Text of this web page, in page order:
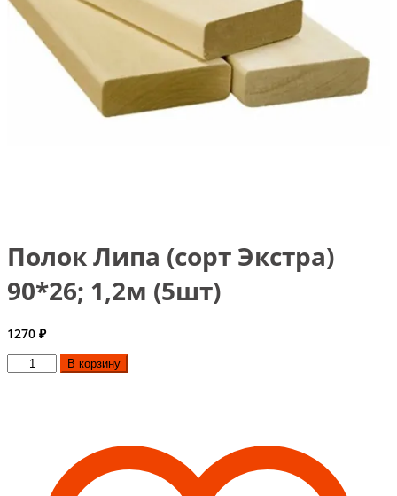
Полок Липа (сорт Экстра)
90*26; 1,2м (5шт)
1270 ₽
Количество
товара
В корзину